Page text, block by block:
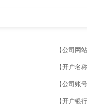
【公司网
【开户名
【公司账
【开户银